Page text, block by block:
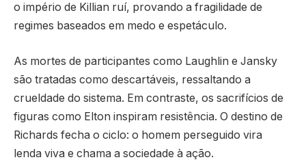
o império de Killian ruí, provando a fragilidade de
regimes baseados em medo e espetáculo.
As mortes de participantes como Laughlin e Jansky
são tratadas como descartáveis, ressaltando a
crueldade do sistema. Em contraste, os sacrifícios de
figuras como Elton inspiram resistência. O destino de
Richards fecha o ciclo: o homem perseguido vira
lenda viva e chama a sociedade à ação.